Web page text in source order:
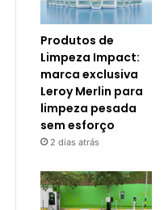
Produtos de
Limpeza Impact:
marca exclusiva
Leroy Merlin para
limpeza pesada
sem esforço
2 dias atrás